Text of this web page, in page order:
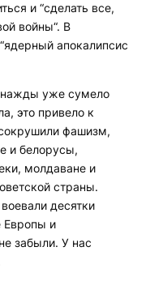
и “сделать все,
войны“. В
апокалипсис
уже сумело
это привело к
фашизм,
и белорусы,
молдаване и
страны.
десятки
Европы и
забыли. У нас